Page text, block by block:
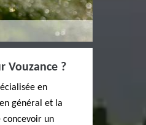
Vouzance ?
en
général et la
concevoir un